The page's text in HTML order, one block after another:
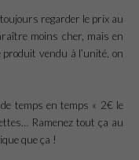
regarder le prix au
moins cher, mais en
vendu à l’unité, on
temps en temps « 2€ le
Ramenez tout ça au
que ça !